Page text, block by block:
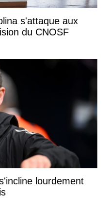
s'attaque aux
du CNOSF
lourdement